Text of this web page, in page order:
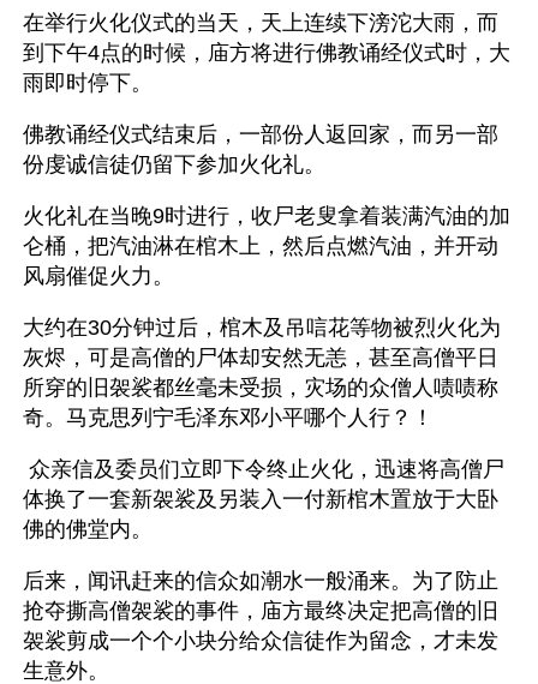
在举行火化仪式的当天，天上连续下滂沱大雨，而
到下午4点的时候，庙方将进行佛教诵经仪式时，大
雨即时停下。
佛教诵经仪式结束后，一部份人返回家，而另一部
份虔诚信徒仍留下参加火化礼。
火化礼在当晚9时进行，收尸老叟拿着装满汽油的加
仑桶，把汽油淋在棺木上，然后点燃汽油，并开动
风扇催促火力。
大约在30分钟过后，棺木及吊唁花等物被烈火化为
灰烬，可是高僧的尸体却安然无恙，甚至高僧平日
所穿的旧袈裟都丝毫未受损，灾场的众僧人啧啧称
奇。马克思列宁毛泽东邓小平哪个人行？！
体换了一套新袈裟及另装入一付新棺木置放于大卧
佛的佛堂内。
后来，闻讯赶来的信众如潮水一般涌来。为了防止
抢夺撕高僧袈裟的事件，庙方最终决定把高僧的旧
袈裟剪成一个个小块分给众信徒作为留念，才未发
生意外。